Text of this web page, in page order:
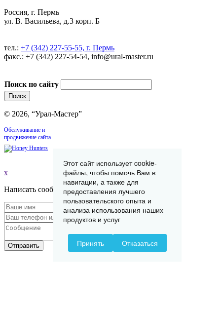
Россия, г. Пермь
ул. В. Васильева, д.3 корп. Б
тел.: +7 (342) 227-55-55, г. Пермь
факс.: +7 (342) 227-54-54, info@ural-master.ru
Поиск по сайту
© 2026, “Урал-Мастер”
Обслуживание и
продвижение сайта
x
Написать сообщение
Отправить
Этот сайт использует cookie-
файлы, чтобы помочь Вам в
навигации, а также для
предоставления лучшего
пользовательского опыта и
анализа использования наших
продуктов и услуг
Принять Отказаться